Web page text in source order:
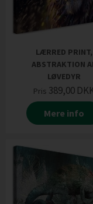
LÆRRED PRINT,
ABSTRAKTION
LØVEDYR
Pris 389,00
Mere info